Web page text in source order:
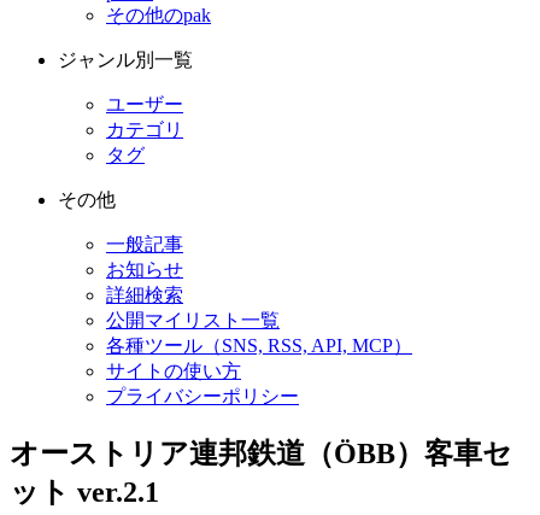
その他のpak
ジャンル別一覧
ユーザー
カテゴリ
タグ
その他
一般記事
お知らせ
詳細検索
公開マイリスト一覧
各種ツール（SNS, RSS, API, MCP）
サイトの使い方
プライバシーポリシー
オーストリア連邦鉄道（ÖBB）客車セ
ット ver.2.1